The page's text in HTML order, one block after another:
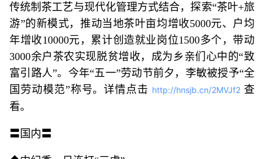
传统制茶工艺与现代化管理方式结合，探索“茶叶+旅
游”的新模式，推动当地茶叶亩均增收5000元、户均
年增收10000元，累计创造就业岗位1500多个，带动
3000余户茶农实现脱贫增收，成为乡亲们心中的“致
富引路人”。今年“五一”劳动节前夕，李敏被授予“全
国劳动模范”称号。详情点击 http://hnsjb.cn/2MVJf2 查
看。
〓国内〓